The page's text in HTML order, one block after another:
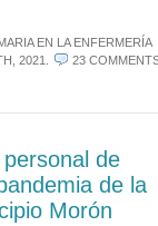
EN LA ENFERMERÍA
2021 23
de
de la
Morón